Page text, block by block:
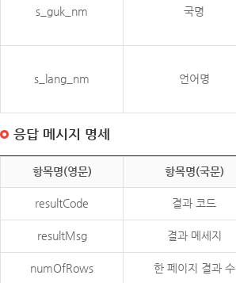
s_guk_nm 국명
s_lang_nm 언어명
응답 메시지 명세
항목명(영문) 항목명(국문)
resultCode 결과 코드
resultMsg 결과 메세지
numOfRows 한 페이지 결과 수